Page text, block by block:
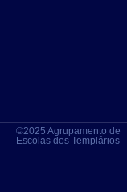
©2025 Agrupamento de
Escolas dos Templários